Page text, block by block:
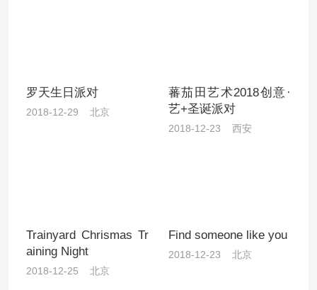
罗天生日派对
2018-12-29 北京
蕃茄田艺术2018创意·
艺+圣诞派对
2018-12-23 西安
Trainyard Chrismas Tr
aining Night
2018-12-25 北京
Find someone like you
2018-12-23 北京